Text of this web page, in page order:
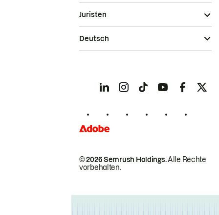
© 2026 Semrush Holdings.Alle Rechte
vorbehalten.
Juristen
Deutsch